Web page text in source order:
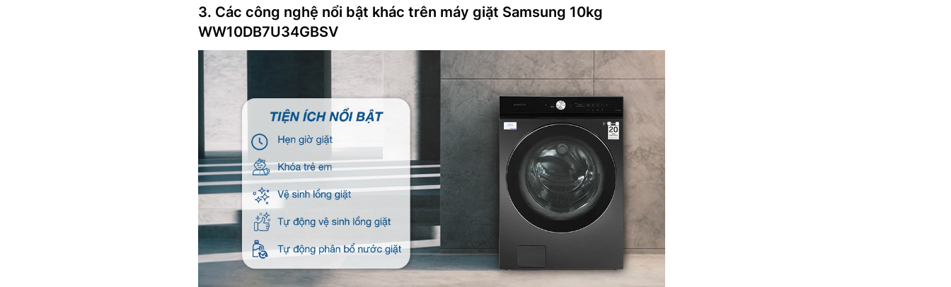
3. Các công nghệ nổi bật khác trên máy giặt Samsung 10kg
WW10DB7U34GBSV